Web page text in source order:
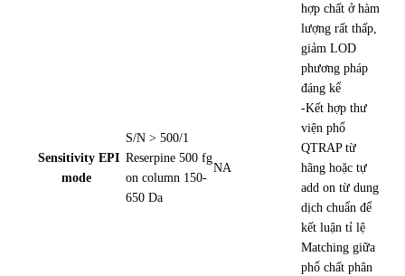
Sensitivity EPI
mode
S/N > 500/1
Reserpine 500 fg
on column 150-
650 Da
NA
hợp chất ở hàm
lượng rất thấp,
giảm LOD
phương pháp
đáng kể
-Kết hợp thư
viện phổ
QTRAP từ
hãng hoặc tự
add on từ dung
dịch chuẩn để
kết luận tỉ lệ
Matching giữa
phổ chất phân